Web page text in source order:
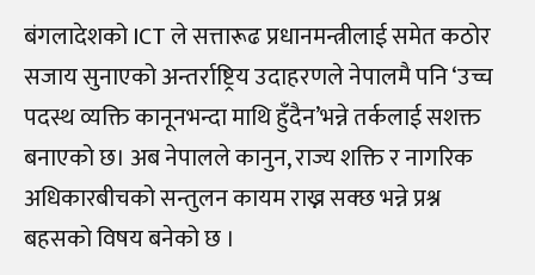
बंगलादेशको ICT ले सत्तारूढ प्रधानमन्त्रीलाई समेत कठोर
सजाय सुनाएको अन्तर्राष्ट्रिय उदाहरणले नेपालमै पनि ‘उच्च
पदस्थ व्यक्ति कानूनभन्दा माथि हुँदैन’भन्ने तर्कलाई सशक्त
बनाएको छ। अब नेपालले कानुन, राज्य शक्ति र नागरिक
अधिकारबीचको सन्तुलन कायम राख्न सक्छ भन्ने प्रश्न
बहसको विषय बनेको छ ।